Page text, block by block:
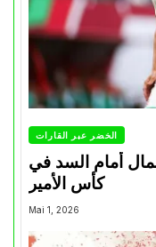
الخضر عبر القارات
أمام السد في
كأس الأمير
Mai 1, 2026